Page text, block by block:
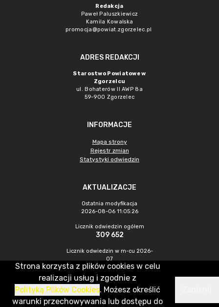
Redakcja
Paweł Paluszkiewicz
Kamila Kowalska
promocja@powiat.zgorzelec.pl
ADRES REDAKCJI
Starostwo Powiatowe w
Zgorzelcu
ul. Bohaterów II AWP 8a
59-900 Zgorzelec
INFORMACJE
Mapa strony
Rejestr zmian
Statystyki odwiedzin
AKTUALIZACJE
Ostatnia modyfikacja
2026-08-06 11:05:26
Licznik odwiedzin ogółem
309 652
Licznik odwiedzin w m-cu 2026-
07
350
CMS & Hosting: Nefeni Sp. z o.o.
Strona korzysta z plików cookies w celu
realizacji usług i zgodnie z
Polityką Plików Cookies. Możesz określić
warunki przechowywania lub dostępu do